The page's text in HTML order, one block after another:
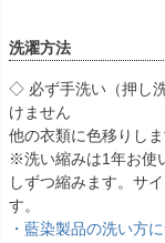
洗濯方法
◇ 必ず手洗い（押し
けません
他の衣類に色移りし
※洗い縮みは1年お使
しずつ縮みます。サ
す。
・藍染製品の洗い方